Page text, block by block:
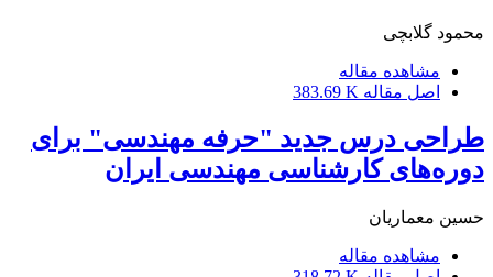
محمود گلابچی
مشاهده مقاله
اصل مقاله 383.69 K
طراحی درس جدید "حرفه مهندسی" برای
دوره‌های کارشناسی مهندسی ایران
حسین معماریان
مشاهده مقاله